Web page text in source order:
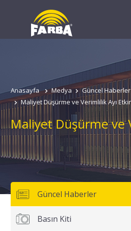
Anasayfa Medya
Güncel Haberler
Maliyet Düşürme ve Verimlilik Ayı
Güncel Haberler
Basın Kiti
Adınız
Soyadınız